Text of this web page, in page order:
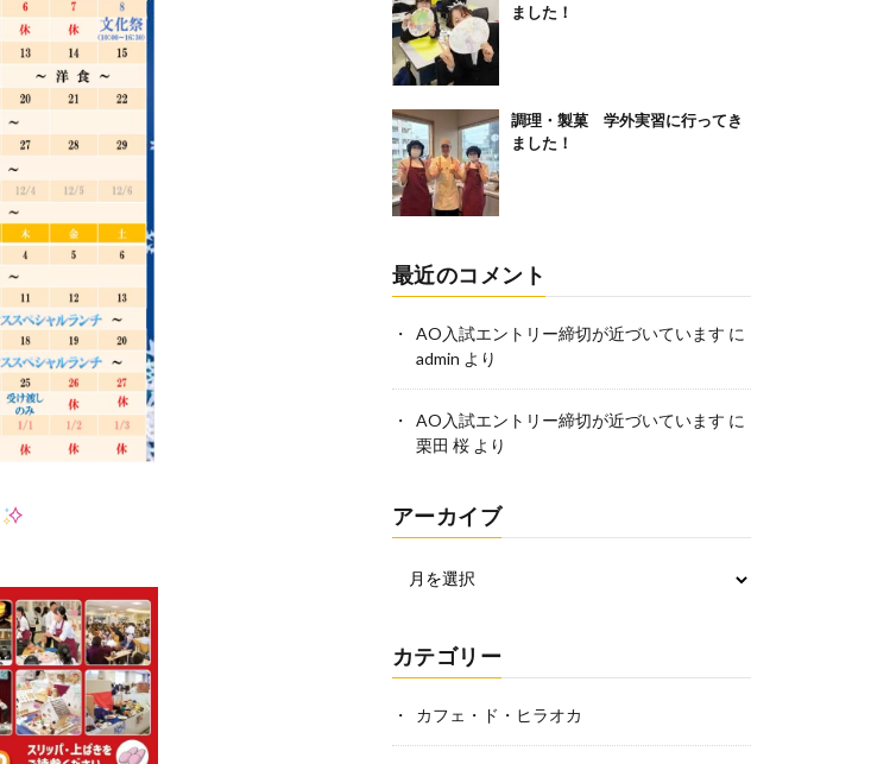
ました！
調理・製菓 学外実習に行ってき
ました！
最近のコメント
AO入試エントリー締切が近づいています に
admin より
AO入試エントリー締切が近づいています に
栗田 桜より
アーカイブ
カテゴリー
カフェ・ド・ヒラオカ